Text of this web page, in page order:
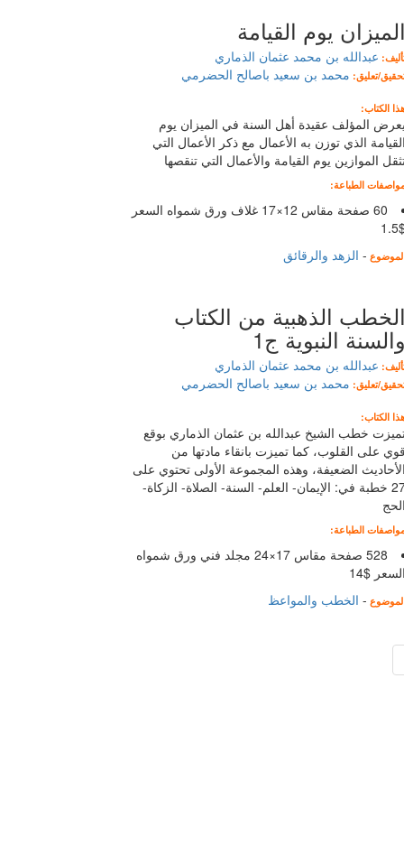
يوم القيامة
عبدالله بن محمد عثمان الذماري
تعليق: محمد بن سعيد باصالح الحضرمي
الكتاب:
المؤلف عقيدة أهل السنة في الميزان يوم
الذي توزن به الأعمال مع ذكر الأعمال التي
الموازين يوم القيامة والأعمال التي تنقصها
الطباعة:
60 صفحة مقاس 12×17 غلاف ورق شمواه السعر
- الزهد والرقائق
الذهبية من الكتاب
النبوية ج1
عبدالله بن محمد عثمان الذماري
تعليق: محمد بن سعيد باصالح الحضرمي
الكتاب:
خطب الشيخ عبدالله بن عثمان الذماري بوقع
على القلوب، كما تميزت بانقاء مادتها من
الضعيفة، وهذه المجموعة الأولى تحتوي على
27 خطبة في: الإيمان- العلم- السنة- الصلاة- الزكاة-
الطباعة:
528 صفحة مقاس 17×24 مجلد فني ورق شمواه
$14
- الخطب والمواعظ